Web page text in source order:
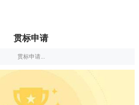
贯标申请
贯标申请...